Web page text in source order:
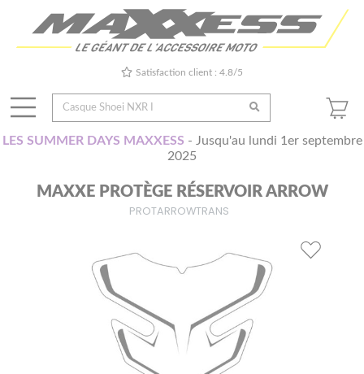
Satisfaction client : 4.8/5
LES SUMMER DAYS MAXXESS - Jusqu'au lundi 1er septembre
2025
MAXXE PROTÈGE RÉSERVOIR ARROW
PROTARROWTRANS